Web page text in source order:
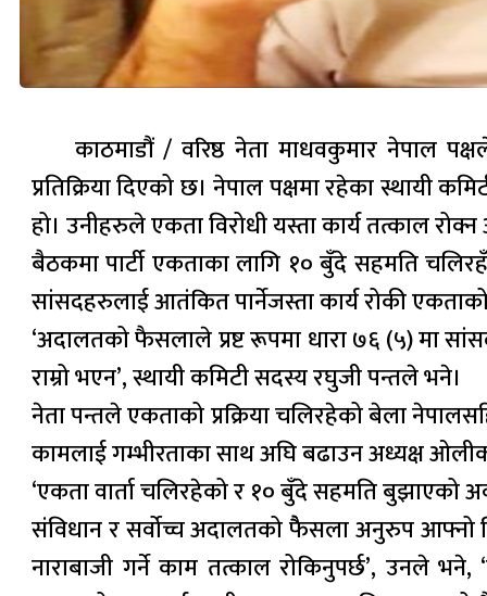
काठमाडौं / वरिष्ठ नेता माधवकुमार नेपाल
प्रतिक्रिया दिएको छ। नेपाल पक्षमा रहेका स्थायी
हो। उनीहरुले एकता विरोधी यस्ता कार्य तत्काल
बैठकमा पार्टी एकताका लागि १० बुँदे सहमति
सांसदहरुलाई आतंकित पार्नेजस्ता कार्य रोकी
‘अदालतको फैसलाले प्रष्ट रूपमा धारा ७६ (५) मा
राम्रो भएन’, स्थायी कमिटी सदस्य रघुजी पन्तले भने।
नेता पन्तले एकताको प्रक्रिया चलिरहेको बेला
कामलाई गम्भीरताका साथ अघि बढाउन अध्यक्ष
‘एकता वार्ता चलिरहेको र १० बुँदे सहमति बुझाएको
संविधान र सर्वोच्च अदालतको फैैसला अनुरुप आफ्नो
नाराबाजी गर्ने काम तत्काल रोकिनुपर्छ’, उनले